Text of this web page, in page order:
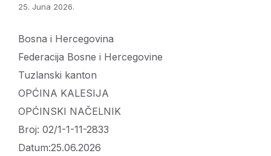
25. Juna 2026.
Bosna i Hercegovina
Federacija Bosne i Hercegovine
Tuzlanski kanton
OPĆINA KALESIJA
OPĆINSKI NAČELNIK
Broj: 02/1-1-11-2833
Datum:25.06.2026